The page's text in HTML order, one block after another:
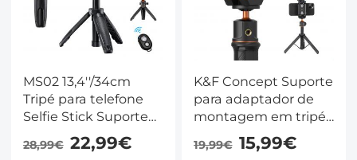
MS02 13,4''/34cm
Tripé para telefone
Selfie Stick Suporte
de mesa preto laranja
28,99€ 22,99€
K&F Concept Suporte
para adaptador de
montagem em tripé
para tablet e celular
para iPad, braçadeira
19,99€ 15,99€